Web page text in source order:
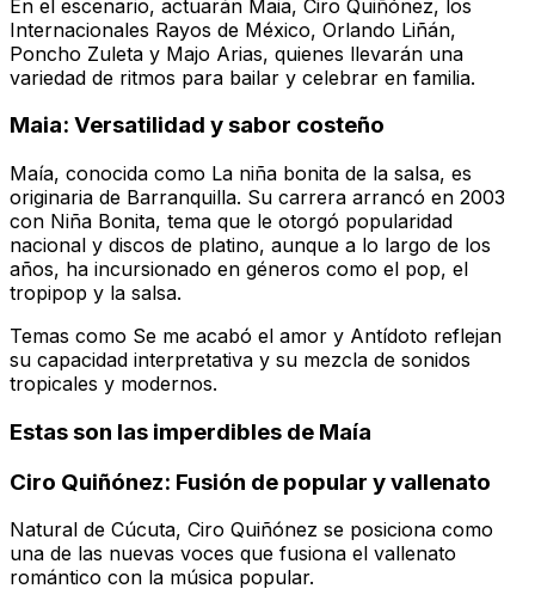
En el escenario, actuarán Maia, Ciro Quiñónez, los
Internacionales Rayos de México, Orlando Liñán,
Poncho Zuleta y Majo Arias, quienes llevarán una
variedad de ritmos para bailar y celebrar en familia.
Maia: Versatilidad y sabor costeño
Maía, conocida como La niña bonita de la salsa, es
originaria de Barranquilla. Su carrera arrancó en 2003
con Niña Bonita, tema que le otorgó popularidad
nacional y discos de platino, aunque a lo largo de los
años, ha incursionado en géneros como el pop, el
tropipop y la salsa.
Temas como Se me acabó el amor y Antídoto reflejan
su capacidad interpretativa y su mezcla de sonidos
tropicales y modernos.
Estas son las imperdibles de Maía
Ciro Quiñónez: Fusión de popular y vallenato
Natural de Cúcuta, Ciro Quiñónez se posiciona como
una de las nuevas voces que fusiona el vallenato
romántico con la música popular.